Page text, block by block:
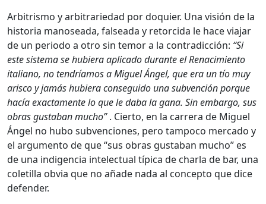
Arbitrismo y arbitrariedad por doquier. Una visión de la
historia manoseada, falseada y retorcida le hace viajar
de un periodo a otro sin temor a la contradicción: “Si
este sistema se hubiera aplicado durante el Renacimiento
italiano, no tendríamos a Miguel Ángel, que era un tío muy
arisco y jamás hubiera conseguido una subvención porque
hacía exactamente lo que le daba la gana. Sin embargo, sus
obras gustaban mucho”. Cierto, en la carrera de Miguel
Ángel no hubo subvenciones, pero tampoco mercado y
el argumento de que “sus obras gustaban mucho” es
de una indigencia intelectual típica de charla de bar, una
coletilla obvia que no añade nada al concepto que dice
defender.